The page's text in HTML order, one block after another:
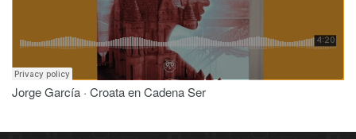
Jorge García · Croata en Cadena Ser